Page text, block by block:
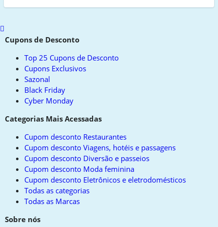
Scroll
toCupons de Desconto
Top 25 Cupons de Desconto
Cupons Exclusivos
Sazonal
Black Friday
Cyber Monday
Categorias Mais Acessadas
Cupom desconto Restaurantes
Cupom desconto Viagens, hotéis e passagens
Cupom desconto Diversão e passeios
Cupom desconto Moda feminina
Cupom desconto Eletrônicos e eletrodomésticos
Todas as categorias
Todas as Marcas
Sobre nós